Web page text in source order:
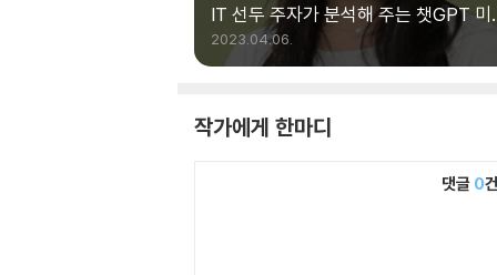
IT 선두 주자가 분석해 주는 챗GPT 미
전망
2023.04.06.
작가에게 한마디
댓글 0